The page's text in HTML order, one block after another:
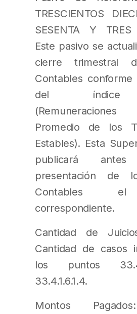
TRESCIENTOS
SESENTA Y TRES
Este pasivo se
cierre trimestral
Contables conforme
del índice
(Remuneraciones
Promedio de los
Estables). Esta
publicará
presentación de
Contables
correspondiente.
Cantidad de
Cantidad de casos
los puntos
33.4.1.6.1.4.
Montos